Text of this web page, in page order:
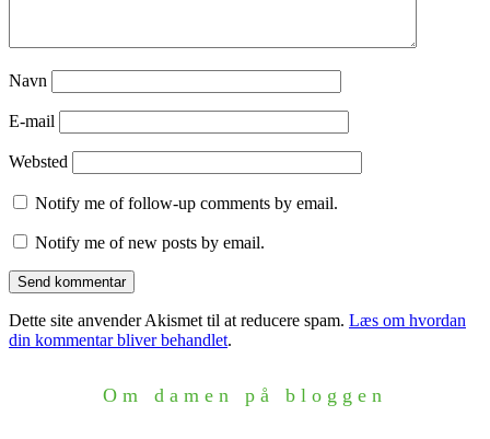
Navn
E-mail
Websted
Notify me of follow-up comments by email.
Notify me of new posts by email.
Dette site anvender Akismet til at reducere spam. Læs om hvordan
din kommentar bliver behandlet.
Om damen på bloggen